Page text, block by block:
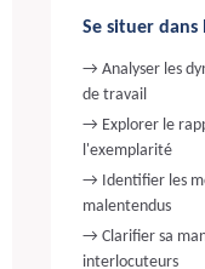
Se situer dans
→ Analyser les
de travail
→ Explorer le
l'exemplarité
→ Identifier les
malentendus
→ Clarifier sa
interlocuteurs